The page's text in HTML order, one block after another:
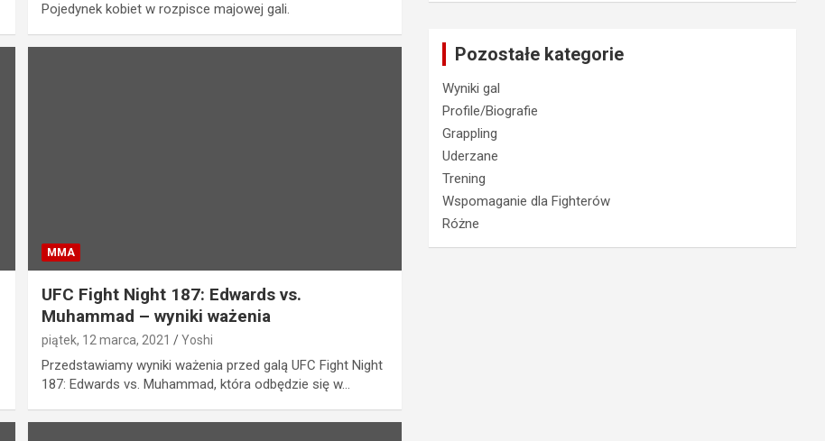
Pojedynek kobiet w rozpisce majowej gali.
MMA
UFC Fight Night 187: Edwards vs.
Muhammad – wyniki ważenia
piątek, 12 marca, 2021 Yoshi
Przedstawiamy wyniki ważenia przed galą UFC Fight Night
187: Edwards vs. Muhammad, która odbędzie się w…
Pozostałe kategorie
Wyniki gal
Profile/Biografie
Grappling
Uderzane
Trening
Wspomaganie dla Fighterów
Różne